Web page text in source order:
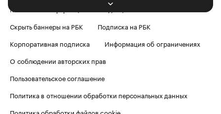
Контактная информация
Редакция
Скрыть баннеры на РБК
Подписка на РБК
Корпоративная подписка
Информация об ограничениях
О соблюдении авторских прав
Пользовательское соглашение
Политика в отношении обработки персональных данных
Политика обработки файлов cookie